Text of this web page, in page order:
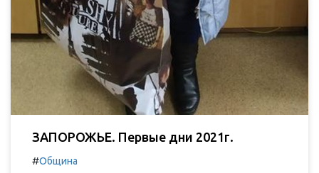
ЗАПОРОЖЬЕ. Первые дни 2021г.
#Община